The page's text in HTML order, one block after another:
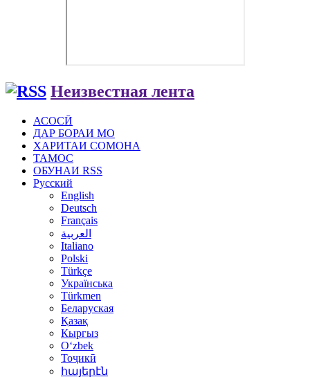
Неизвестная лента
АСОСӢ
ДАР БОРАИ МО
ХАРИТАИ СОМОНА
ТАМОС
ОБУНАИ RSS
Русский
English
Deutsch
Français
العربية
Italiano
Polski
Türkçe
Українська
Türkmen
Беларуская
Қазақ
Кыргыз
Oʻzbek
Тоҷикӣ
հայերէն